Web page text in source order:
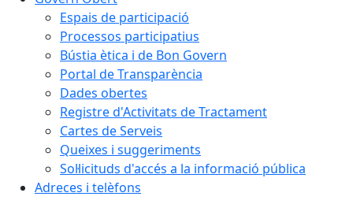
Espais de participació
Processos participatius
Bústia ètica i de Bon Govern
Portal de Transparència
Dades obertes
Registre d'Activitats de Tractament
Cartes de Serveis
Queixes i suggeriments
Sol·licituds d'accés a la informació pública
Adreces i telèfons